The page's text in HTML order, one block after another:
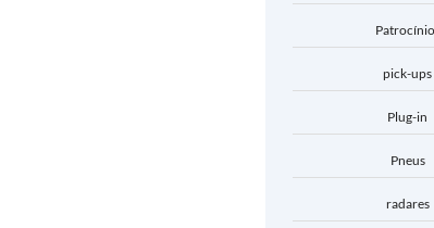
pick-ups
Plug-in
Pneus
radares